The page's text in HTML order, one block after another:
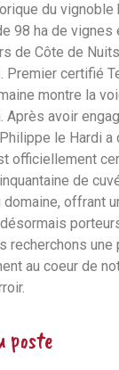
du vignoble
98 ha de
de Côte de
Premier certifié
montre la
Après avoir
le Hardi
officiellement
de
offrant
recherchons
au coeur de
poste